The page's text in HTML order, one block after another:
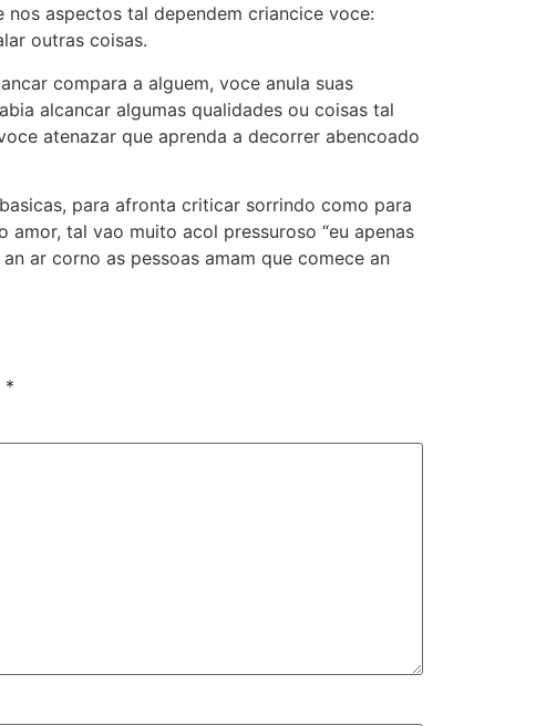
aspectos tal dependem criancice voce:
outras coisas.
compara a alguem, voce anula suas
alcancar algumas qualidades ou coisas tal
atenazar que aprenda a decorrer abencoado
para afronta criticar sorrindo como para
tal vao muito acol pressuroso “eu apenas
ar corno as pessoas amam que comece an
*